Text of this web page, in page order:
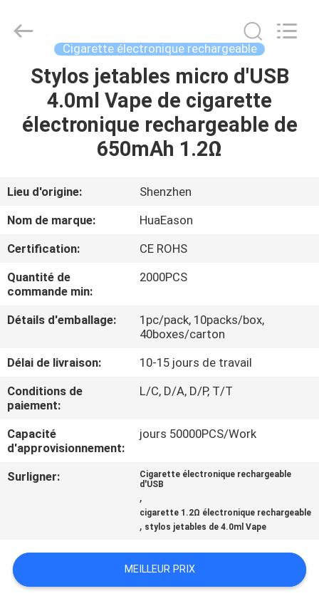
MAISON
PRODUITS
AU
DE
NOUS
VISITE
D'USINE
CONTRÔLE
DE
QUALITÉ
PLAN
Supplier.
Copyright
Shenzhen
Cigarette électronique rechargeable
Stylos jetables micro d'USB
4.0ml Vape de cigarette
électronique rechargeable de
650mAh 1.2Ω
Lieu d'origine:
Shenzhen
Nom de marque:
HuaEason
Certification:
CE ROHS
Quantité de
commande min:
2000PCS
Détails d'emballage:
1pc/pack, 10packs/box,
40boxes/carton
Délai de livraison:
10-15 jours de travail
Conditions de
paiement:
L/C, D/A, D/P, T/T
Capacité
d'approvisionnement:
jours 50000PCS/Work
Surligner:
Cigarette électronique rechargeable
d'USB
,
cigarette 1.2Ω électronique rechargeable
, stylos jetables de 4.0ml Vape
MEILLEUR PRIX